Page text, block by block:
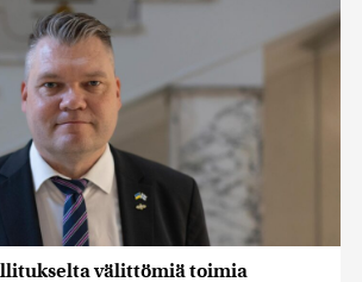
välittömiä toimia